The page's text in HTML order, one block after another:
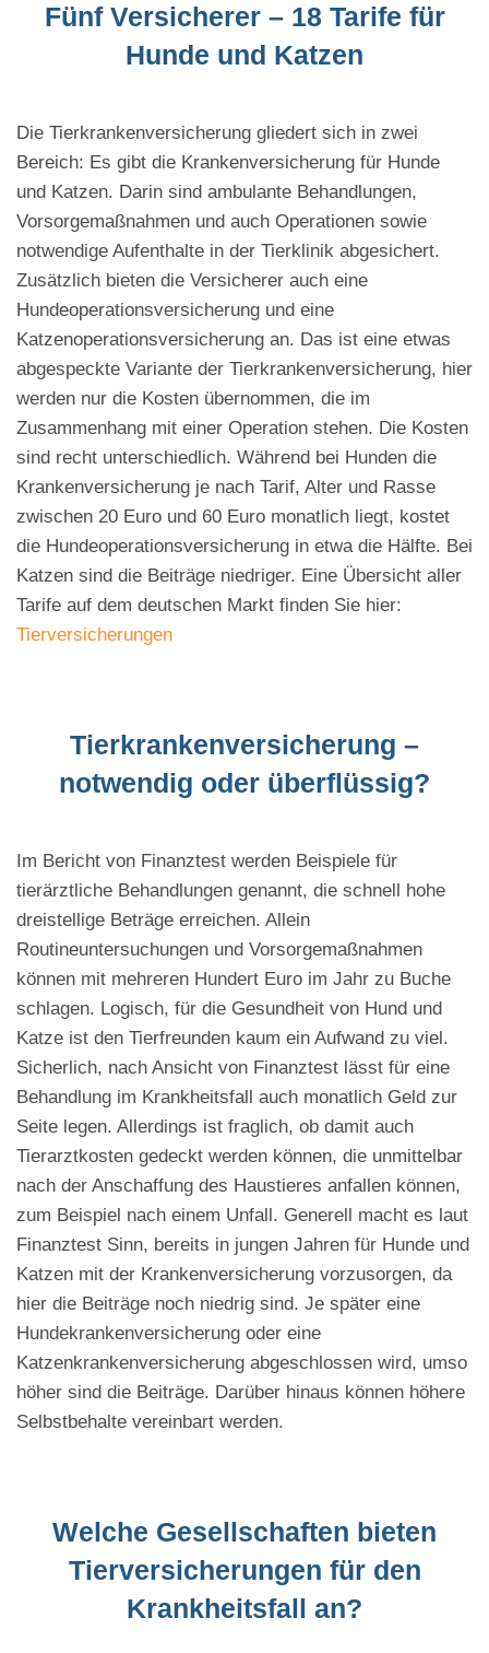
Fünf Versicherer – 18 Tarife für
Hunde und Katzen
Die Tierkrankenversicherung gliedert sich in zwei
Bereich: Es gibt die Krankenversicherung für Hunde
und Katzen. Darin sind ambulante Behandlungen,
Vorsorgemaßnahmen und auch Operationen sowie
notwendige Aufenthalte in der Tierklinik abgesichert.
Zusätzlich bieten die Versicherer auch eine
Hundeoperationsversicherung und eine
Katzenoperationsversicherung an. Das ist eine etwas
abgespeckte Variante der Tierkrankenversicherung, hier
werden nur die Kosten übernommen, die im
Zusammenhang mit einer Operation stehen. Die Kosten
sind recht unterschiedlich. Während bei Hunden die
Krankenversicherung je nach Tarif, Alter und Rasse
zwischen 20 Euro und 60 Euro monatlich liegt, kostet
die Hundeoperationsversicherung in etwa die Hälfte. Bei
Katzen sind die Beiträge niedriger. Eine Übersicht aller
Tarife auf dem deutschen Markt finden Sie hier:
Tierversicherungen
Tierkrankenversicherung –
notwendig oder überflüssig?
Im Bericht von Finanztest werden Beispiele für
tierärztliche Behandlungen genannt, die schnell hohe
dreistellige Beträge erreichen. Allein
Routineuntersuchungen und Vorsorgemaßnahmen
können mit mehreren Hundert Euro im Jahr zu Buche
schlagen. Logisch, für die Gesundheit von Hund und
Katze ist den Tierfreunden kaum ein Aufwand zu viel.
Sicherlich, nach Ansicht von Finanztest lässt für eine
Behandlung im Krankheitsfall auch monatlich Geld zur
Seite legen. Allerdings ist fraglich, ob damit auch
Tierarztkosten gedeckt werden können, die unmittelbar
nach der Anschaffung des Haustieres anfallen können,
zum Beispiel nach einem Unfall. Generell macht es laut
Finanztest Sinn, bereits in jungen Jahren für Hunde und
Katzen mit der Krankenversicherung vorzusorgen, da
hier die Beiträge noch niedrig sind. Je später eine
Hundekrankenversicherung oder eine
Katzenkrankenversicherung abgeschlossen wird, umso
höher sind die Beiträge. Darüber hinaus können höhere
Selbstbehalte vereinbart werden.
Welche Gesellschaften bieten
Tierversicherungen für den
Krankheitsfall an?